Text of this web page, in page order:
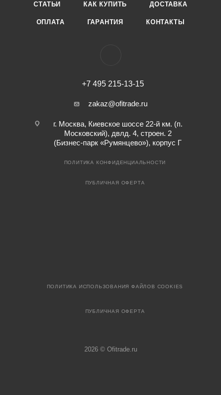
СТАТЬИ КАК КУПИТЬ ДОСТАВКА
ОПЛАТА ГАРАНТИЯ КОНТАКТЫ
+7 495 215-13-15
zakaz@ofitrade.ru
г. Москва, Киевское шоссе 22-й км. (п.
Московский), двлд. 4, строен. 2
(Бизнес-парк «Румянцево»), корпус Г
ПОЛИТИКА КОНФИДЕНЦИАЛЬНОСТИ
ПУБЛИЧНАЯ ОФЕРТА
ПОЛИТИКА ИСПОЛЬЗОВАНИЯ ФАЙЛОВ COOKIES
ПУБЛИЧНАЯ ОФЕРТА
2026 © Ofitrade.ru